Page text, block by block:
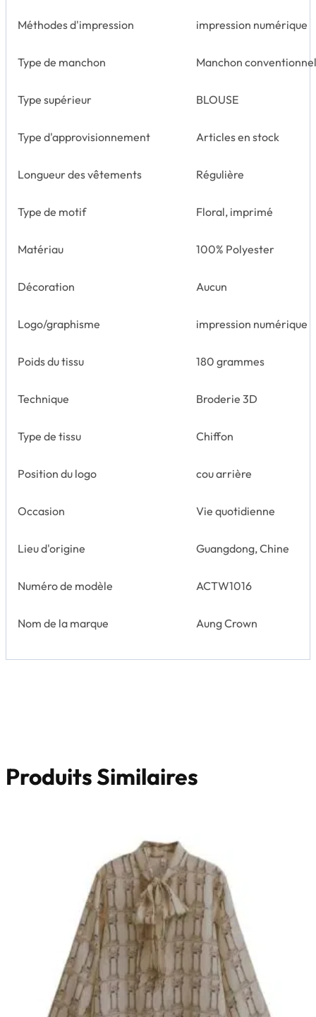
Méthodes d'impression impression numérique
Type de manchon Manchon conventionnel
Type supérieur BLOUSE
Type d'approvisionnement Articles en stock
Longueur des vêtements Régulière
Type de motif Floral, imprimé
Matériau 100% Polyester
Décoration Aucun
Logo/graphisme impression numérique
Poids du tissu 180 grammes
Technique Broderie 3D
Type de tissu Chiffon
Position du logo cou arrière
Occasion Vie quotidienne
Lieu d'origine Guangdong, Chine
Numéro de modèle ACTW1016
Nom de la marque Aung Crown
Produits Similaires